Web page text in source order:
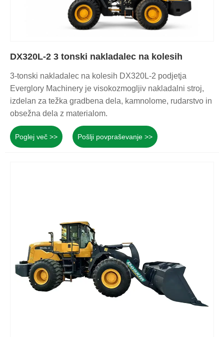
DX320L-2 3 tonski nakladalec na kolesih
3-tonski nakladalec na kolesih DX320L-2 podjetja
Everglory Machinery je visokozmogljiv nakladalni stroj,
izdelan za težka gradbena dela, kamnolome, rudarstvo in
obsežna dela z materialom.
Poglej več >> Pošlji povpraševanje >>